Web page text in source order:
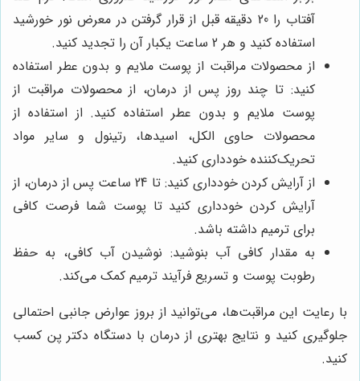
آفتاب را 20 دقیقه قبل از قرار گرفتن در معرض نور خورشید
استفاده کنید و هر 2 ساعت یکبار آن را تجدید کنید.
از محصولات مراقبت از پوست ملایم و بدون عطر استفاده
کنید: تا چند روز پس از درمان، از محصولات مراقبت از
پوست ملایم و بدون عطر استفاده کنید. از استفاده از
محصولات حاوی الکل، اسیدها، رتینول و سایر مواد
تحریک‌کننده خودداری کنید.
از آرایش کردن خودداری کنید: تا 24 ساعت پس از درمان، از
آرایش کردن خودداری کنید تا پوست شما فرصت کافی
برای ترمیم داشته باشد.
به مقدار کافی آب بنوشید: نوشیدن آب کافی، به حفظ
رطوبت پوست و تسریع فرآیند ترمیم کمک می‌کند.
با رعایت این مراقبت‌ها، می‌توانید از بروز عوارض جانبی احتمالی
جلوگیری کنید و نتایج بهتری از درمان با دستگاه دکتر پن کسب
کنید.